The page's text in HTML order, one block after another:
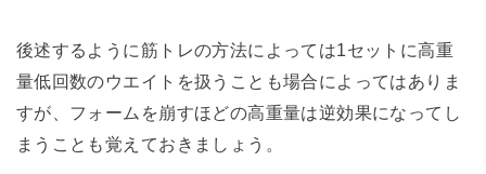
後述するように筋トレの方法によっては1セットに高重
量低回数のウエイトを扱うことも場合によってはありま
すが、フォームを崩すほどの高重量は逆効果になってし
まうことも覚えておきましょう。